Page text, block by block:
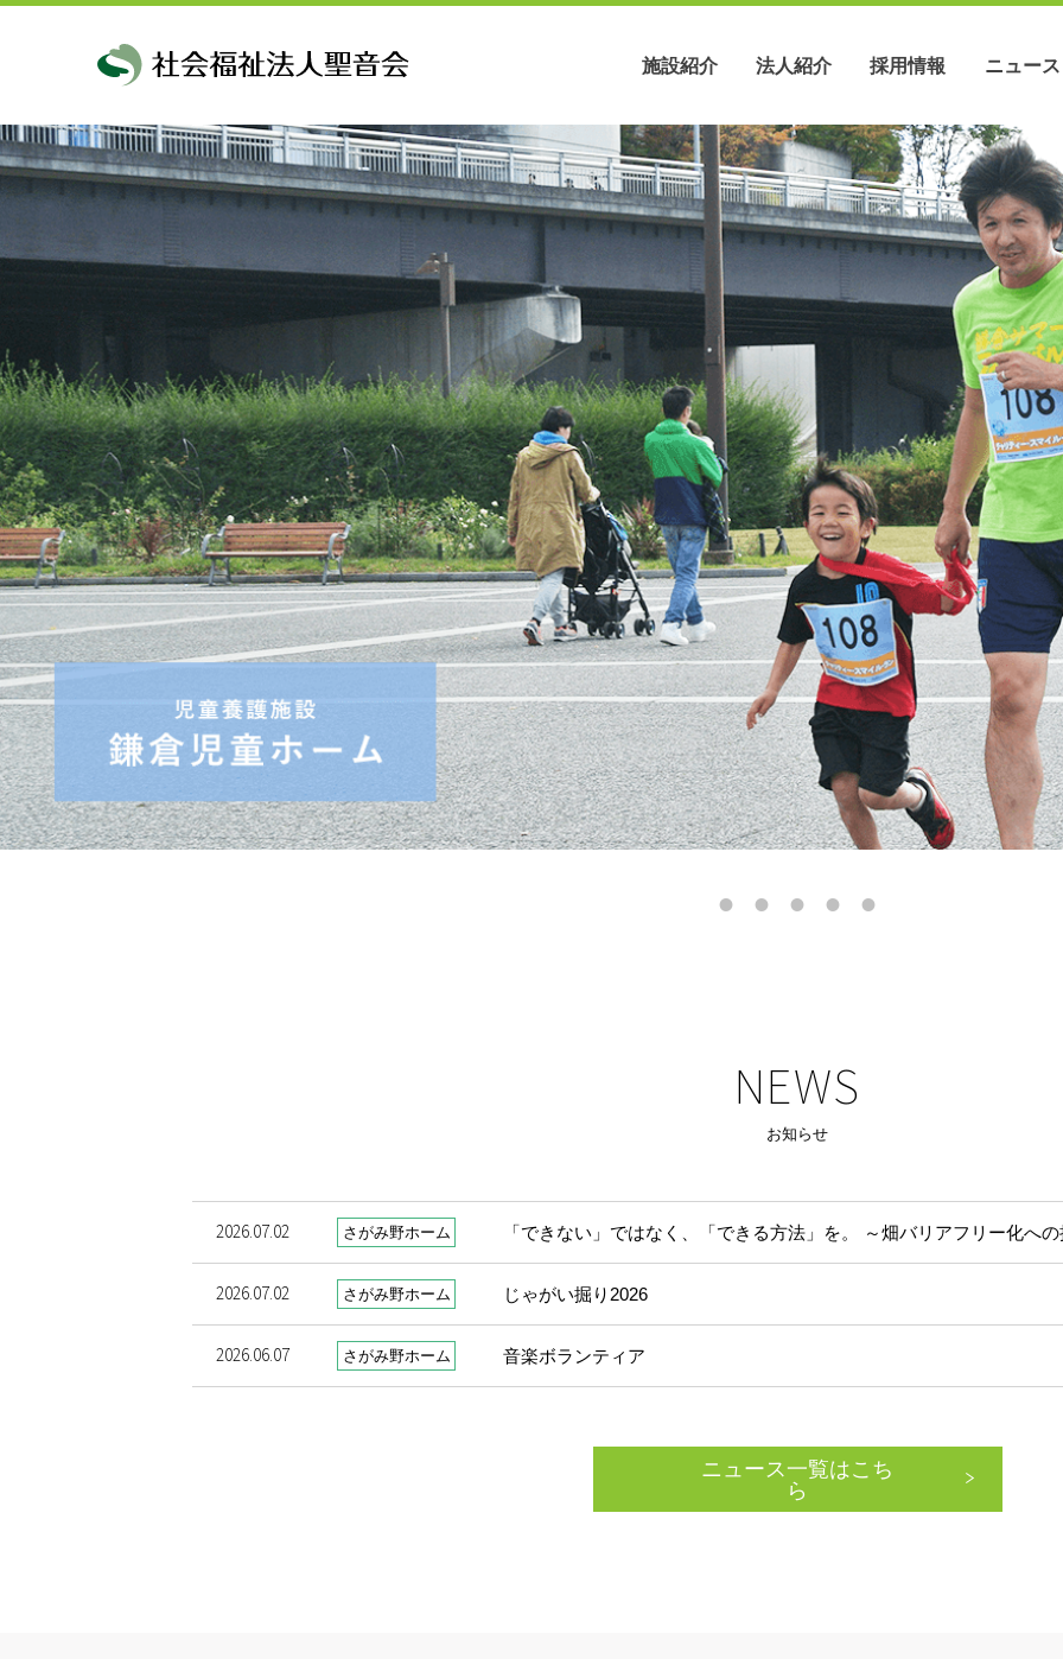
施設紹介
鎌倉児童ホーム 綾瀬ホーム
法人紹介
理事長挨拶・
創設 法人概要
採用情報
職員インタビュー 募集要項
ニュース
NEWS
お知らせ
2026.07.02 さがみ野ホーム 「できない」ではなく、「できる方法」を。 ～畑バリアフリー化へ
2026.07.02 さがみ野ホーム じゃがい掘り2026
2026.06.07 さがみ野ホーム 音楽ボランティア
ニュース一覧はこち
ら